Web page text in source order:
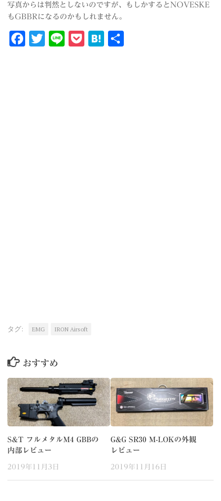
写真からは判然としないのですが、もしかするとNOVESKE
もGBBRになるのかもしれません。
Facebook
Twitter
LinePocketHatena
タグ: EMG IRON Airsoft
おすすめ
S&T フルメタルM4 GBBの
内部レビュー
2019年11月3日
G&G SR30 M-LOKの外観
レビュー
2019年11月16日